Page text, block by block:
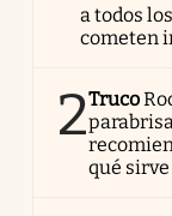
a todos
cometen
2Truco
qué sirve